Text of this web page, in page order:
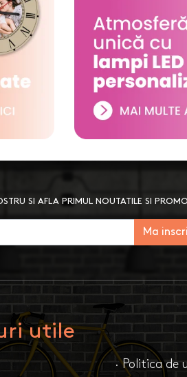
SI AFLA PRIMUL NOUTATILE SI
Ma
utile
· Politica de